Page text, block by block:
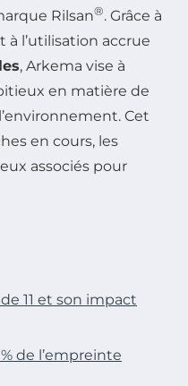
Rilsan®. Grâce à
l’utilisation accrue
, Arkema vise à
en matière de
Cet
en cours, les
associés pour
11 et son impact
de l’empreinte